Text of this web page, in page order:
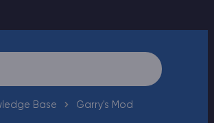
Base Garry's Mod